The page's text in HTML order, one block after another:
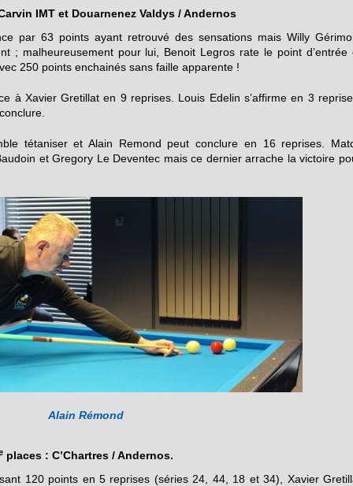
IMT et Douarnenez Valdys / Andernos
par 63 points ayant retrouvé des sensations mais Willy
; malheureusement pour lui, Benoit Legros rate le point d’entrée
250 points enchainés sans faille apparente !
à Xavier Gretillat en 9 reprises. Louis Edelin s’affirme en 3
tétaniser et Alain Remond peut conclure en 16 reprises.
et Gregory Le Deventec mais ce dernier arrache la victoire
Alain Rémond
places : C’Chartres / Andernos.
120 points en 5 reprises (séries 24, 44, 18 et 34), Xavier